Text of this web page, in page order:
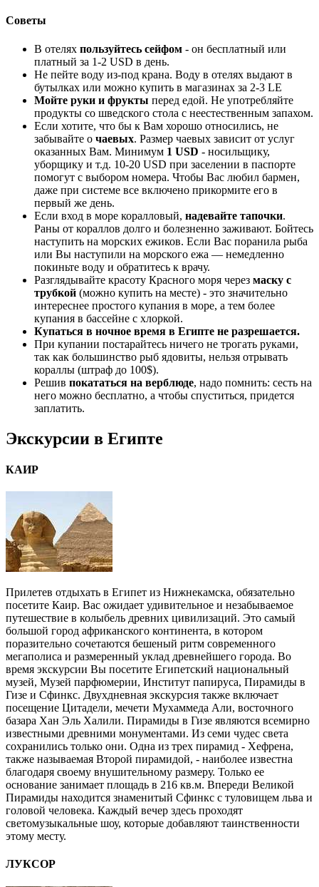
Советы
В отелях пользуйтесь сейфом - он бесплатный или
платный за 1-2 USD в день.
Не пейте воду из-под крана. Воду в отелях выдают в
бутылках или можно купить в магазинах за 2-3 LE
Мойте руки и фрукты перед едой. Не употребляйте
продукты со шведского стола с неестественным запахом.
Если хотите, что бы к Вам хорошо относились, не
забывайте о чаевых. Размер чаевых зависит от услуг
оказанных Вам. Минимум 1 USD - носильщику,
уборщику и т.д. 10-20 USD при заселении в паспорте
помогут с выбором номера. Чтобы Вас любил бармен,
даже при системе все включено прикормите его в
первый же день.
Если вход в море коралловый, надевайте тапочки.
Раны от кораллов долго и болезненно заживают. Бойтесь
наступить на морских ежиков. Если Вас поранила рыба
или Вы наступили на морского ежа — немедленно
покиньте воду и обратитесь к врачу.
Разглядывайте красоту Красного моря через маску с
трубкой (можно купить на месте) - это значительно
интереснее простого купания в море, а тем более
купания в бассейне с хлоркой.
Купаться в ночное время в Египте не разрешается.
При купании постарайтесь ничего не трогать руками,
так как большинство рыб ядовиты, нельзя отрывать
кораллы (штраф до 100$).
Решив покататься на верблюде, надо помнить: сесть на
него можно бесплатно, а чтобы спуститься, придется
заплатить.
Экскурсии в Египте
КАИР
Прилетев отдыхать в Египет из Нижнекамска, обязательно
посетите Каир. Вас ожидает удивительное и незабываемое
путешествие в колыбель древних цивилизаций. Это самый
большой город африканского континента, в котором
поразительно сочетаются бешеный ритм современного
мегаполиса и размеренный уклад древнейшего города. Во
время экскурсии Вы посетите Египетский национальный
музей, Музей парфюмерии, Институт папируса, Пирамиды в
Гизе и Сфинкс. Двухдневная экскурсия также включает
посещение Цитадели, мечети Мухаммеда Али, восточного
базара Хан Эль Халили. Пирамиды в Гизе являются всемирно
известными древними монументами. Из семи чудес света
сохранились только они. Одна из трех пирамид - Хефрена,
также называемая Второй пирамидой, - наиболее известна
благодаря своему внушительному размеру. Только ее
основание занимает площадь в 216 кв.м. Впереди Великой
Пирамиды находится знаменитый Сфинкс с туловищем льва и
головой человека. Каждый вечер здесь проходят
светомузыкальные шоу, которые добавляют таинственности
этому месту.
ЛУКСОР